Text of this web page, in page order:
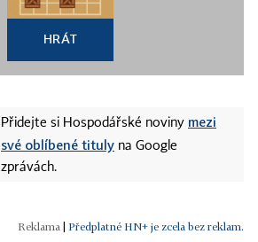
HRÁT
Přidejte si Hospodářské noviny mezi
své oblíbené tituly na Google
zprávách.
Předplatné HN+ je zcela bez reklam.